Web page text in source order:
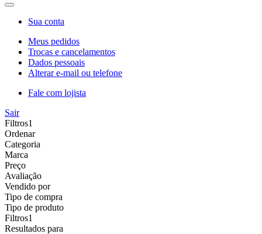
Sua conta
Meus pedidos
Trocas e cancelamentos
Dados pessoais
Alterar e-mail ou telefone
Fale com lojista
Sair
Filtros1
Ordenar
Categoria
Marca
Preço
Avaliação
Vendido por
Tipo de compra
Tipo de produto
Filtros1
Resultados para